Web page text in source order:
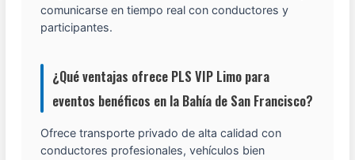
comunicarse en tiempo real con conductores y
participantes.
¿Qué ventajas ofrece PLS VIP Limo para
eventos benéficos en la Bahía de San Francisco?
Ofrece transporte privado de alta calidad con
conductores profesionales, vehículos bien